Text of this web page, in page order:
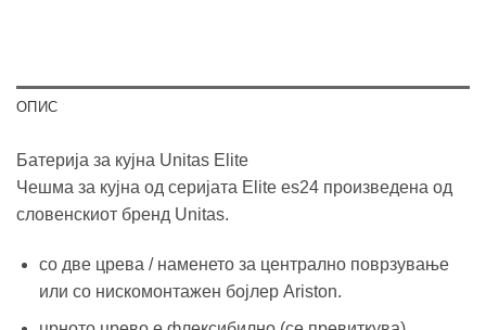
ОПИС
Батерија за кујна Unitas Elite
Чешма за кујна од серијата Elite es24 произведена од
словенскиот бренд Unitas.
со две црева / наменето за централно поврзување
или со нискомонтажен бојлер Ariston.